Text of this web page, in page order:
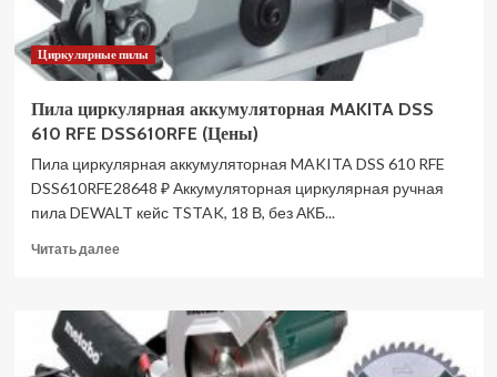
ЗУ
DHS782ZJ
(Цены)
Циркулярные пилы
Пила циркулярная аккумуляторная MAKITA DSS
610 RFE DSS610RFE (Цены)
Пила циркулярная аккумуляторная MAKITA DSS 610 RFE
DSS610RFE28648 ₽ Аккумуляторная циркулярная ручная
пила DEWALT кейс TSTAK, 18 В, без АКБ...
Читать далееПрочитать
циркулярная
аккумуляторная
MAKITA